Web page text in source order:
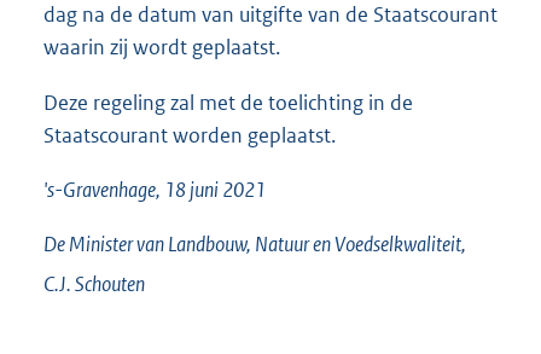
dag na de datum van uitgifte van de Staatscourant
waarin zij wordt geplaatst.
Deze regeling zal met de toelichting in de
Staatscourant worden geplaatst.
's-Gravenhage, 18 juni 2021
De Minister van Landbouw, Natuur en Voedselkwaliteit,
C.J.Schouten